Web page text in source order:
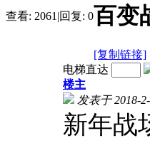
查看: 2061 |回复: 0百变
[复制链接]
电梯直达
楼主
发表于 2018-
新年战